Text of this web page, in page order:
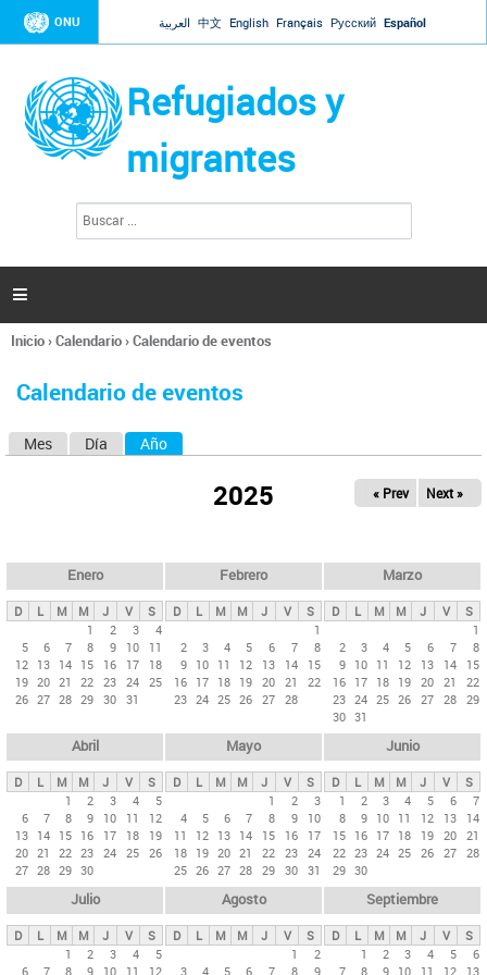
Jump to navigation
ONU العربية 中文 English Français Русский Español
Refugiados y
migrantes
l
d
s

Se
usted
Inicio›Calendario›Calendario de eventos
Calendario de eventos
s
p
n
c
i
p
e
s
Mes Día Año
2025 « Prev Next »
Enero
D L M M J V
S
1
2 3
4
5
6 7 8 9 10
11
12 13 14 15 16 17
18
19 20 21 22 23 24 25
26 27 28 29 30 31
Febrero
D L M M J V
S
1
2
3 4 5 6 7
8
9 10 11 12 13 14
15
16 17 18 19 20 21
22
23 24 25 26 27 28
Marzo
D L M M J V
S
1
2
3 4 5 6 7
8
9 10 11 12 13 14
15
16 17 18 19 20 21
22
23 24 25 26 27 28 29
30 31
Abril
D L M M J V
S
1
2 3 4
5
6
7 8 9 10 11
12
13 14 15 16 17 18
19
20 21 22 23 24 25 26
27 28 29 30
Mayo
D L M M J V
S
1
2
3
4
5 6 7 8 9
10
11
12 13 14 15 16
17
18 19 20 21 22 23 24
25 26 27 28 29 30 31
Junio
D L M M J V
S
1
2 3 4 5 6
7
8
9 10 11 12 13
14
15 16 17 18 19 20 21
22 23 24 25 26 27 28
29 30
Julio
D L M M J V
S
1
2 3 4
5
6
7 8 9 10 11 12
Agosto
D L M M J V
S
1
2
3
4 5 6 7 8 9
Septiembre
D L M M J V
S
1
2 3 4 5
6
7
8 9 10 11 12 13